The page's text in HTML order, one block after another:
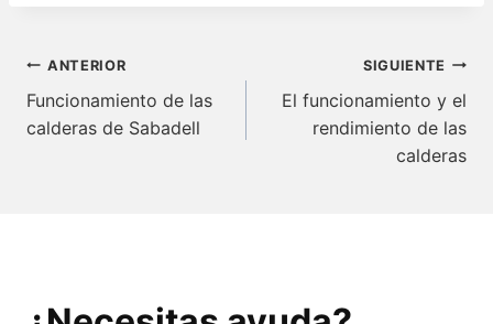
Navegación
de
entradas
ANTERIOR
Funcionamiento de las
calderas de Sabadell
SIGUIENTE
El funcionamiento y el
rendimiento de las
calderas